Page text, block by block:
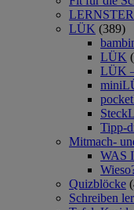
LÜK (389)
LÜK
LÜK
Tipp-
Mitmach-
WAS
Quizblöcke
Schreiben